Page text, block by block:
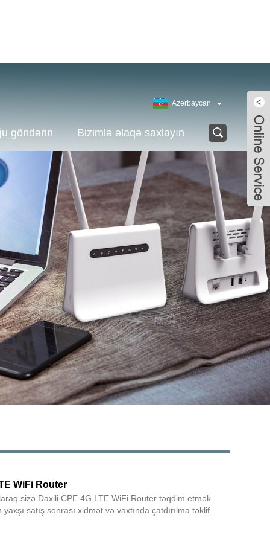
Azərbaycan
göndərin Bizimlə əlaqə saxlayın
WiFi Router
sizə Daxili CPE 4G LTE WiFi Router təqdim etmək
satış sonrası xidmət və vaxtında çatdırılma təklif